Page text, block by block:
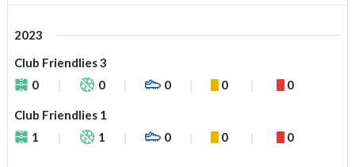
2023
Club Friendlies 3
0
0 0 0 0
Club Friendlies 1
1
1 0 0 0